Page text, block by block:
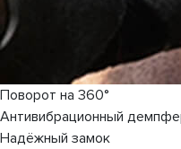
Поворот на 360°
Антивибрационный
Надёжный замок